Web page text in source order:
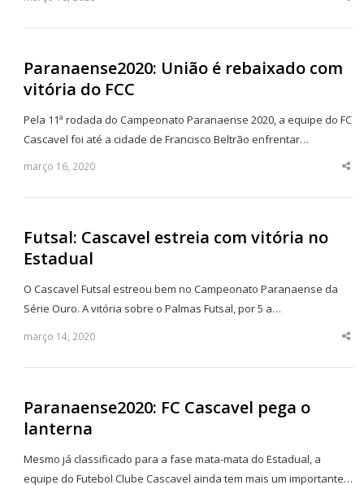
Paranaense2020: União é rebaixado com
vitória do FCC
Pela 11ª rodada do Campeonato Paranaense 2020, a equipe do FC
Cascavel foi até a cidade de Francisco Beltrão enfrentar…
março 16, 2020
Futsal: Cascavel estreia com vitória no
Estadual
O Cascavel Futsal estreou bem no Campeonato Paranaense da
Série Ouro. A vitória sobre o Palmas Futsal, por 5 a…
março 14, 2020
Paranaense2020: FC Cascavel pega o
lanterna
Mesmo já classificado para a fase mata-mata do Estadual, a
equipe do Futebol Clube Cascavel ainda tem mais um importante…